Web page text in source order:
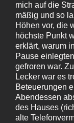
mich auf die
mäßig und so
Höhen vor, die
höchste Punkt
erklärt, warum
Pause
gefroren war.
Lecker war es
Beteuerungen
Abendessen
des Hauses
alte